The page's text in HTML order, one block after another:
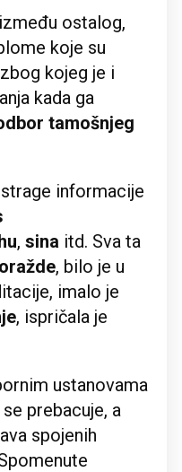
ostalog,
koje su
kojeg je i
kada ga
tamošnjeg
informacije
, sina itd. Sva ta
, bilo je u
imalo je
, ispričala je
ustanovama
prebacuje, a
spojenih